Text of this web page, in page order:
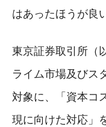
はあったほうが良
東京証券取引所（
ライム市場及びス
対象に、「資本コ
現に向けた対応」